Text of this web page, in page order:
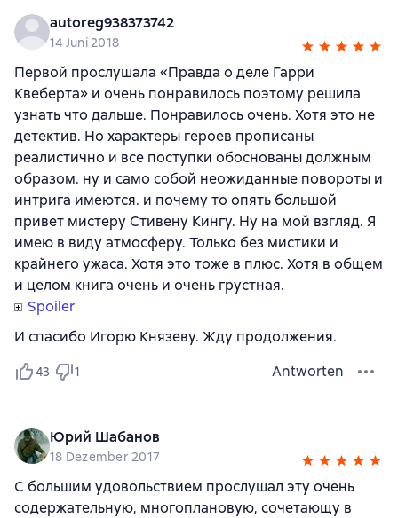
autoreg938373742
14 Juni 2018
Первой прослушала «Правда о деле Гарри
Квеберта» и очень понравилось поэтому решила
узнать что дальше. Понравилось очень. Хотя это не
детектив. Но характеры героев прописаны
реалистично и все поступки обоснованы должным
образом. ну и само собой неожиданные повороты и
интрига имеются. и почему то опять большой
привет мистеру Стивену Кингу. Ну на мой взгляд. Я
имею в виду атмосферу. Только без мистики и
крайнего ужаса. Хотя это тоже в плюс. Хотя в общем
и целом книга очень и очень грустная.
Spoiler
И спасибо Игорю Князеву. Жду продолжения.
43 1 Antworten
Юрий Шабанов
18 Dezember 2017
С большим удовольствием прослушал эту очень
содержательную, многоплановую, сочетающу в